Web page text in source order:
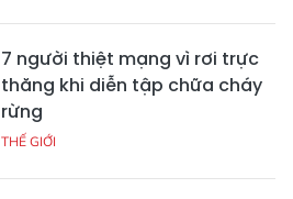
7 người thiệt mạng vì rơi trực
thăng khi diễn tập chữa cháy
rừng
THẾ GIỚI